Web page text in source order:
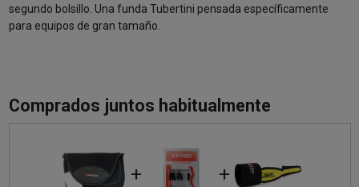
segundo bolsillo. Una funda Tubertini pensada específicamente
para equipos de gran tamaño.
Comprados juntos habitualmente
+ +